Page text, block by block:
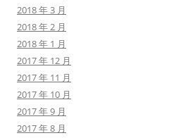
2018 年 3 月
2018 年 2 月
2018 年 1 月
2017 年 12 月
2017 年 11 月
2017 年 10 月
2017 年 9 月
2017 年 8 月